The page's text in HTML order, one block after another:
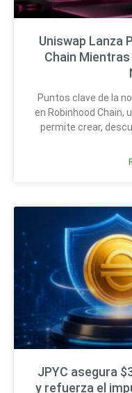
Uniswap Lanza
Chain
Puntos clave de la
en Robinhood Chain,
permite crear,
JPYC asegura
y refuerza el